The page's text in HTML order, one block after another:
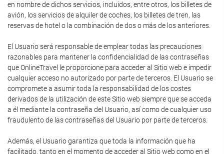
en nombre de dichos servicios, incluidos, entre otros, los billetes de
avión, los servicios de alquiler de coches, los billetes de tren, las
reservas de hotel o la combinación de dos o más de los anteriores.
El Usuario será responsable de emplear todas las precauciones
razonables para mantener la confidencialidad de las contraseñas
que OnlineTravel le proporcione para acceder al Sitio web e impedir
cualquier acceso no autorizado por parte de terceros. El Usuario se
compromete a asumir toda la responsabilidad de los costes
derivados de la utilización de este Sitio web siempre que se acceda
a él mediante la contraseña del Usuario, así como de cualquier uso
fraudulento de las contraseñas del Usuario por parte de terceros.
Además, el Usuario garantiza que toda la información que ha
facilitado, tanto en el momento de acceder al Sitio web como en el